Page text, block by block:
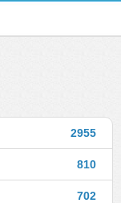
2955
810
702